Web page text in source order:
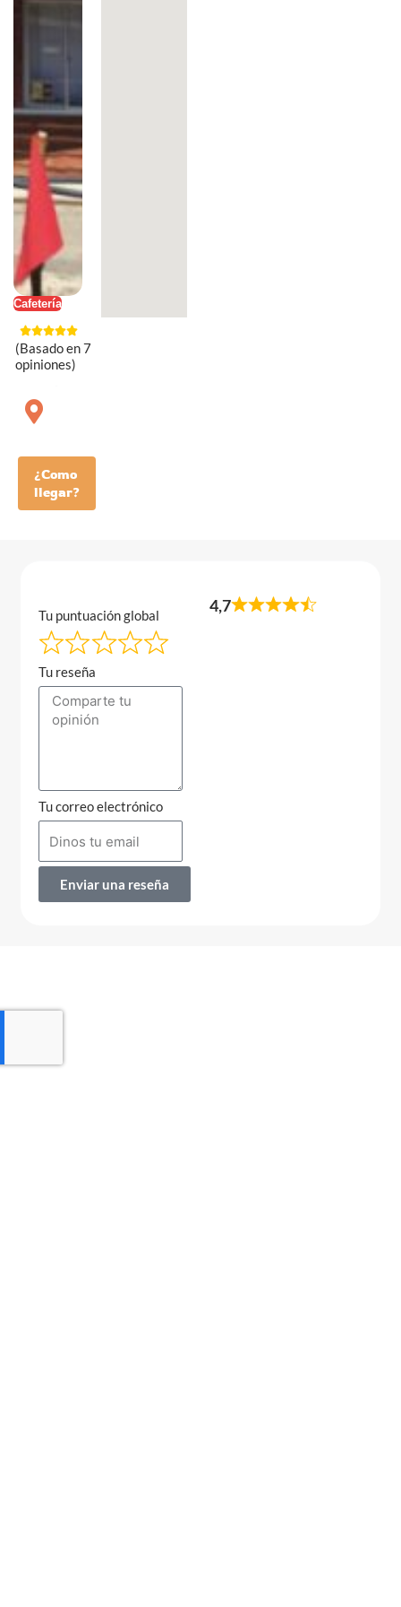
Cafetería
(Basado en 7
opiniones)
¿Como
llegar?
Tu puntuación global
Tu reseña
Tu correo electrónico
Enviar una reseña
4,7